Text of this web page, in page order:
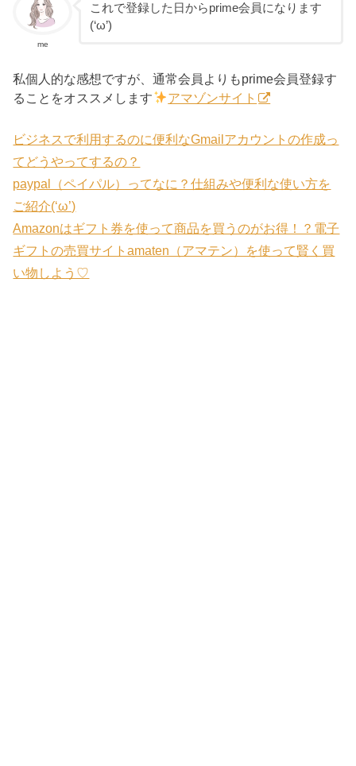
me
これで登録した日からprime会員になります
(‘ω’)
私個人的な感想ですが、通常会員よりもprime会員登録す
ることをオススメします
アマゾンサイト
ビジネスで利用するのに便利なGmailアカウントの作成っ
てどうやってするの？
paypal（ペイパル）ってなに？仕組みや便利な使い方を
ご紹介(‘ω’)
Amazonはギフト券を使って商品を買うのがお得！？電子
ギフトの売買サイトamaten（アマテン）を使って賢く買
い物しよう♡